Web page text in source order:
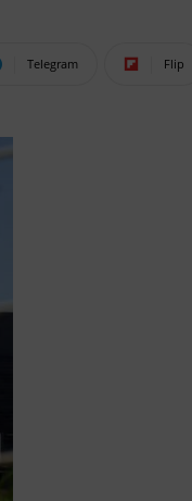
Telegram Flip